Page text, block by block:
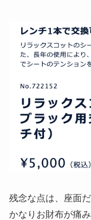
残念な点は、座面
かなりお財布が痛み